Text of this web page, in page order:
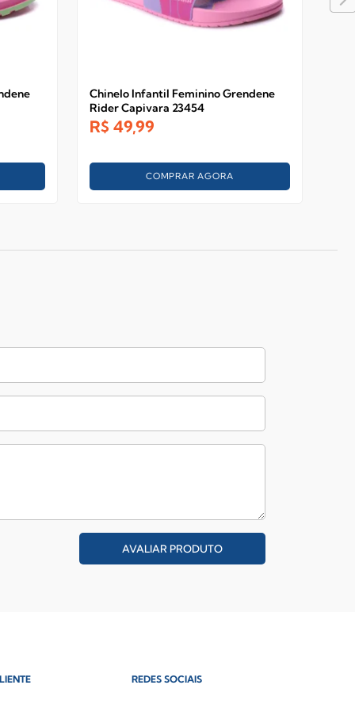
Chinelo Infantil Feminino Grendene
Rider Capivara 23454
R$ 49,99
COMPRAR AGORA
AVALIAR PRODUTO
REDES SOCIAIS